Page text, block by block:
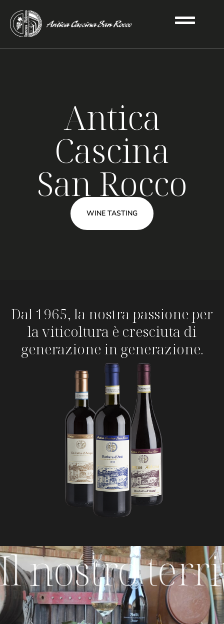
Antica
Cascina
San Rocco
WINE TASTING
Dal 1965, la nostra passione per
la viticoltura è cresciuta di
generazione in generazione.